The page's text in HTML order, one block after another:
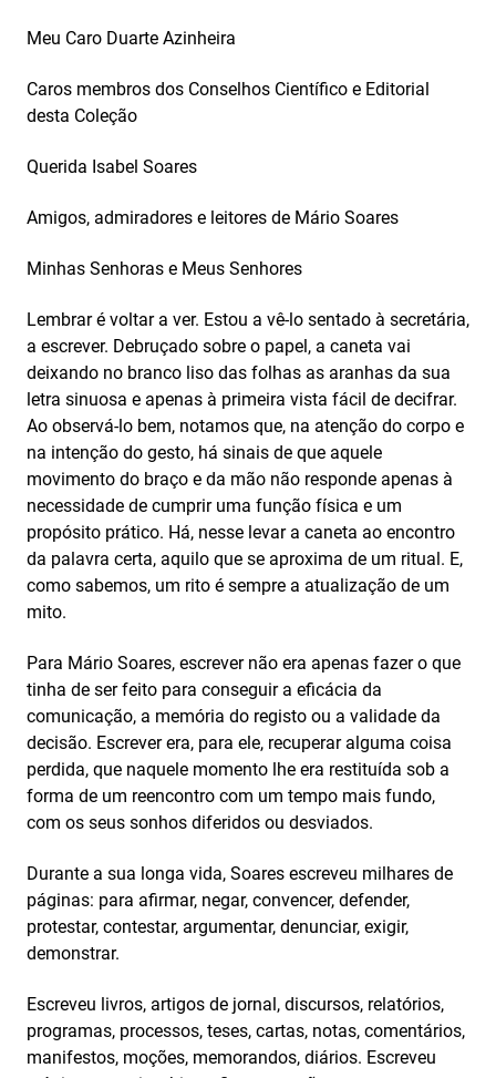
Meu Caro Duarte Azinheira
Caros membros dos Conselhos Científico e Editorial
desta Coleção
Querida Isabel Soares
Amigos, admiradores e leitores de Mário Soares
Minhas Senhoras e Meus Senhores
Lembrar é voltar a ver. Estou a vê-lo sentado à secretária,
a escrever. Debruçado sobre o papel, a caneta vai
deixando no branco liso das folhas as aranhas da sua
letra sinuosa e apenas à primeira vista fácil de decifrar.
Ao observá-lo bem, notamos que, na atenção do corpo e
na intenção do gesto, há sinais de que aquele
movimento do braço e da mão não responde apenas à
necessidade de cumprir uma função física e um
propósito prático. Há, nesse levar a caneta ao encontro
da palavra certa, aquilo que se aproxima de um ritual. E,
como sabemos, um rito é sempre a atualização de um
mito.
Para Mário Soares, escrever não era apenas fazer o que
tinha de ser feito para conseguir a eficácia da
comunicação, a memória do registo ou a validade da
decisão. Escrever era, para ele, recuperar alguma coisa
perdida, que naquele momento lhe era restituída sob a
forma de um reencontro com um tempo mais fundo,
com os seus sonhos diferidos ou desviados.
Durante a sua longa vida, Soares escreveu milhares de
páginas: para afirmar, negar, convencer, defender,
protestar, contestar, argumentar, denunciar, exigir,
demonstrar.
Escreveu livros, artigos de jornal, discursos, relatórios,
programas, processos, teses, cartas, notas, comentários,
manifestos, moções, memorandos, diários. Escreveu